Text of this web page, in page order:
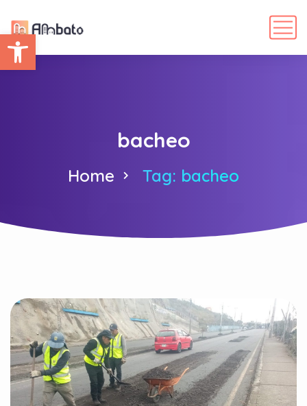
Abrir barra de herramientas
bacheo
Home Tag: bacheo